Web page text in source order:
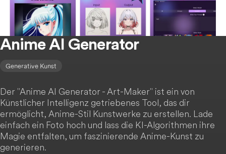
Anime AI Generator
Generative Kunst
Der "Anime AI Generator - Art-Maker" ist ein von
Künstlicher Intelligenz getriebenes Tool, das dir
ermöglicht, Anime-Stil Kunstwerke zu erstellen. Lade
einfach ein Foto hoch und lass die KI-Algorithmen ihre
Magie entfalten, um faszinierende Anime-Kunst zu
generieren.